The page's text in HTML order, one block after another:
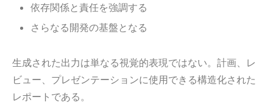
依存関係と責任を強調する
さらなる開発の基盤となる
生成された出力は単なる視覚的表現ではない。計画、レ
ビュー、プレゼンテーションに使用できる構造化された
レポートである。